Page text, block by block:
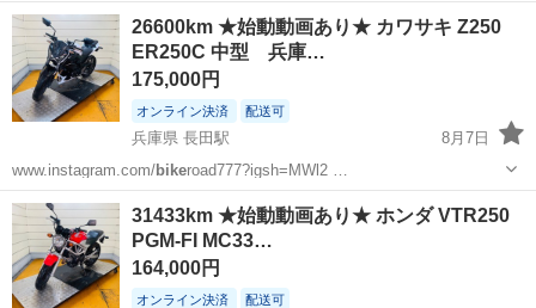
26600km ★始動動画あり★ カワサキ Z250
ER250C 中型 兵庫…
175,000円
オンライン決済 配送可
兵庫県 長田駅
8月7日
www.instagram.com/bikeroad777?igsh=MWl2 …
兵庫 神戸市 カワサキ バッテリー
31433km ★始動動画あり★ ホンダ VTR250
PGM-FI MC33…
164,000円
オンライン決済 配送可